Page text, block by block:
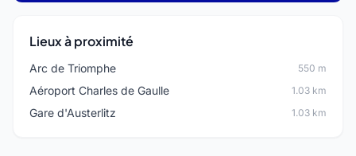
Lieux à proximité
Arc de Triomphe 550 m
Aéroport Charles de Gaulle 1.03 km
Gare d'Austerlitz 1.03 km